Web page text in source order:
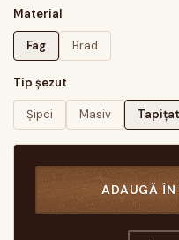
Material
Fag Brad
Tip șezut
Șipci Masiv
ADAUGĂ ÎN